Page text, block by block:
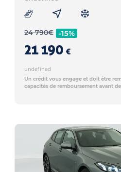
24 790€ -15%
21 190 €
undefined
Un crédit vous engage et doit être
capacités de remboursement avant